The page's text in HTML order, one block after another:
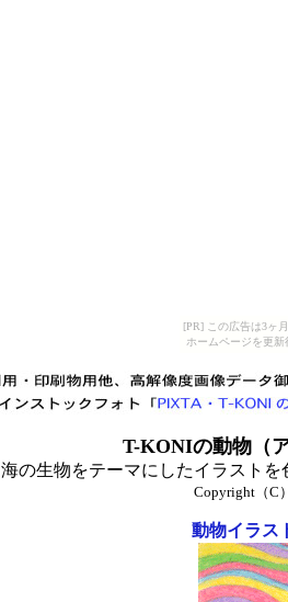
[PR] この広告は3ヶ
ホームページを更
T-KONIの動物（
海の生物をテーマにしたイラスト
Copyright（C
動物イラス